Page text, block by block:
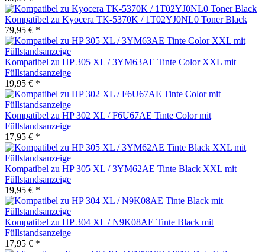
Kompatibel zu Kyocera TK-5370K / 1T02YJ0NL0 Toner Black
79,95 € *
Kompatibel zu HP 305 XL / 3YM63AE Tinte Color XXL mit
Füllstandsanzeige
19,95 € *
Kompatibel zu HP 302 XL / F6U67AE Tinte Color mit
Füllstandsanzeige
17,95 € *
Kompatibel zu HP 305 XL / 3YM62AE Tinte Black XXL mit
Füllstandsanzeige
19,95 € *
Kompatibel zu HP 304 XL / N9K08AE Tinte Black mit
Füllstandsanzeige
17,95 € *